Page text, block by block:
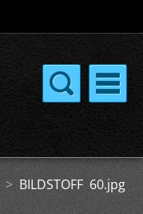
> BILDSTOFF 60.jpg